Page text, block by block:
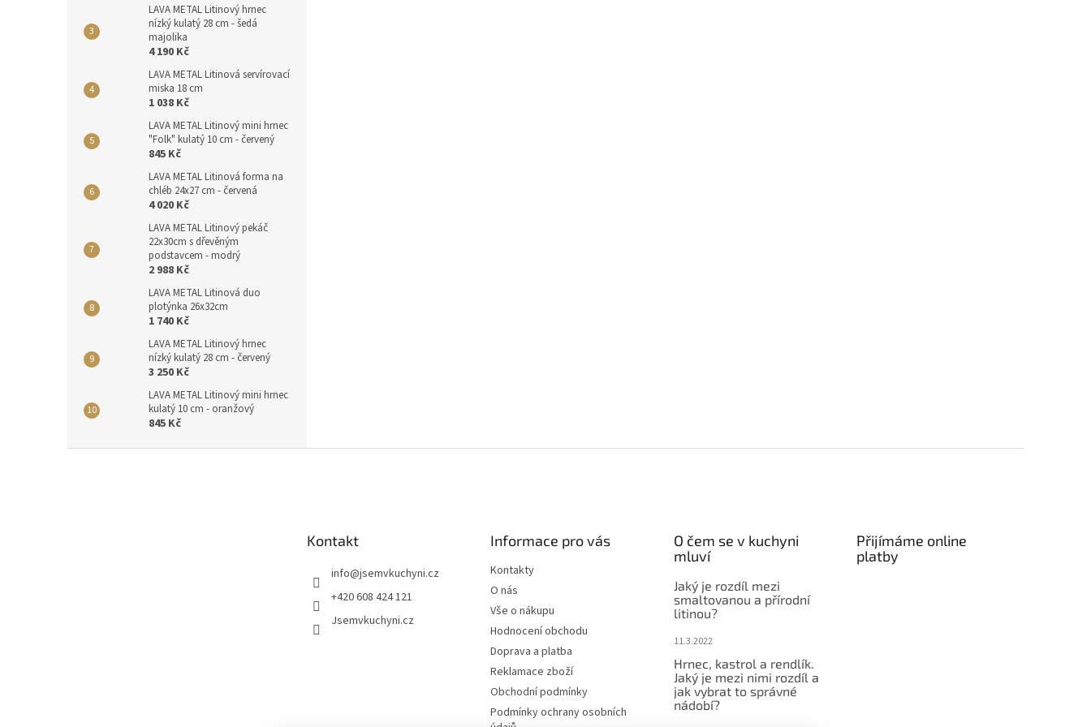
LAVA METAL Litinový hrnec
nízký kulatý 28 cm - šedá
majolika
4 190 Kč
LAVA METAL Litinová servírovací
miska 18 cm
1 038 Kč
LAVA METAL Litinový mini hrnec
"Folk" kulatý 10 cm - červený
845 Kč
LAVA METAL Litinová forma na
chléb 24x27 cm - červená
4 020 Kč
LAVA METAL Litinový pekáč
22x30cm s dřevěným
podstavcem - modrý
2 988 Kč
LAVA METAL Litinová duo
plotýnka 26x32cm
1 740 Kč
LAVA METAL Litinový hrnec
nízký kulatý 28 cm - červený
3 250 Kč
LAVA METAL Litinový mini hrnec
kulatý 10 cm - oranžový
845 Kč
Kontakt
info@jsemvkuchyni.cz
+420 608 424 121
Jsemvkuchyni.cz
Informace pro vás
Kontakty
O nás
Vše o nákupu
Hodnocení obchodu
Doprava a platba
Reklamace zboží
Obchodní podmínky
Podmínky ochrany osobních
O čem se v kuchyni
mluví
Jaký je rozdíl mezi
smaltovanou a přírodní
litinou?
11.3.2022
Hrnec, kastrol a rendlík.
Jaký je mezi nimi rozdíl a
jak vybrat to správné
nádobí?
Přijímáme online
platby